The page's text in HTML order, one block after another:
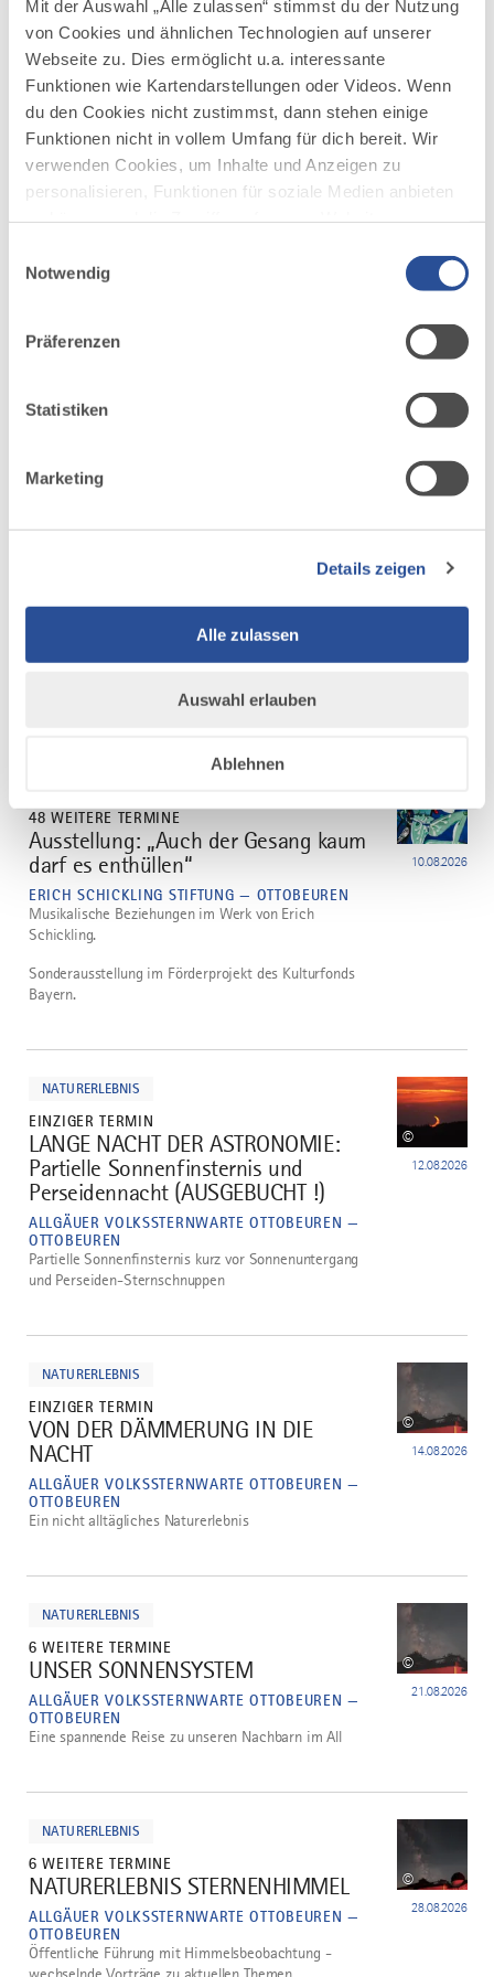
Mit der Auswahl „Alle zulassen“ stimmst du der Nutzung
von Cookies und ähnlichen Technologien auf unserer
Webseite zu. Dies ermöglicht u.a. interessante
Funktionen wie Kartendarstellungen oder Videos. Wenn
du den Cookies nicht zustimmst, dann stehen einige
Funktionen nicht in vollem Umfang für dich bereit. Wir
verwenden Cookies, um Inhalte und Anzeigen zu
personalisieren, Funktionen für soziale Medien anbieten
deiner Verwendung unserer Website an unsere Partner
möglicherweise mit weiteren Daten zusammen, die du
Nutzung der Dienste gesammelt haben.
Notwendig
Präferenzen
Statistiken
Marketing
Details zeigen
Alle zulassen
Auswahl erlauben
Ablehnen
AUF DER ALLGÄU KARTE
Ähnliche
Veranstaltungen
48 WEITERE TERMINE
1
Ausstellung: „Auch der Gesang kaum
darf es enthüllen“
ERICH SCHICKLING STIFTUNG — OTTOBEUREN
10.08.2026
Musikalische Beziehungen im Werk von Erich
Schickling.
Sonderausstellung im Förderprojekt des Kulturfonds
Bayern.
NATURERLEBNIS
EINZIGER TERMIN
2
LANGE NACHT DER ASTRONOMIE:
Partielle Sonnenfinsternis und
Perseidennacht (AUSGEBUCHT !)
ALLGÄUER VOLKSSTERNWARTE OTTOBEUREN —
OTTOBEUREN
12.08.2026
©
Partielle Sonnenfinsternis kurz vor Sonnenuntergang
und Perseiden-Sternschnuppen
NATURERLEBNIS
EINZIGER TERMIN
3
VON DER DÄMMERUNG IN DIE
NACHT
ALLGÄUER VOLKSSTERNWARTE OTTOBEUREN —
OTTOBEUREN
14.08.2026
©
Ein nicht alltägliches Naturerlebnis
NATURERLEBNIS
6 WEITERE TERMINE
4
UNSER SONNENSYSTEM
ALLGÄUER VOLKSSTERNWARTE OTTOBEUREN —
OTTOBEUREN
21.08.2026
©
Eine spannende Reise zu unseren Nachbarn im All
NATURERLEBNIS
6 WEITERE TERMINE
5
NATURERLEBNIS STERNENHIMMEL
ALLGÄUER VOLKSSTERNWARTE OTTOBEUREN —
OTTOBEUREN
28.08.2026
©
Öffentliche Führung mit Himmelsbeobachtung -